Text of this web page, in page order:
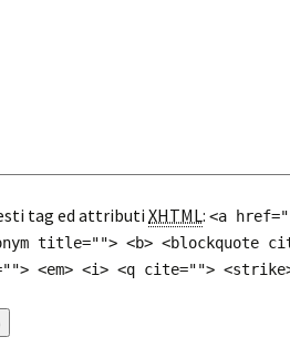
tag ed attributi XHTML: <a
title=""> <b> <blockquote
<em> <i> <q cite="">